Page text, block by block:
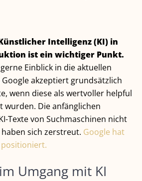
Intelligenz (KI) in
ist ein wichtiger Punkt.
Einblick in die aktuellen
akzeptiert grundsätzlich
wenn diese als wertvoller helpful
wurden. Die anfänglichen
Texte von Suchmaschinen nicht
sich zerstreut. Google hat
Umgang mit KI